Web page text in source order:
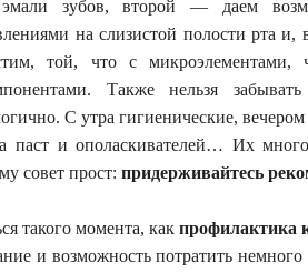
зубов, второй — даем
на слизистой полости рта
той, что с микроэлементами,
Также нельзя
С утра гигиенические,
паст и ополаскивателей… Их
совет прост: придерживайтесь
такого момента, как профилактика
и возможность потратить